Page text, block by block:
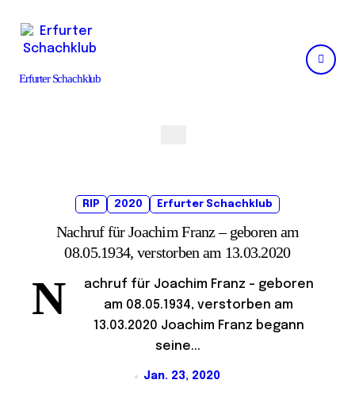
content
Erfurter Schachklub
RIP 2020 Erfurter Schachklub
Nachruf für Joachim Franz – geboren am
08.05.1934, verstorben am 13.03.2020
N
achruf für Joachim Franz – geboren
am 08.05.1934, verstorben am
13.03.2020 Joachim Franz begann
seine...
Jan. 23, 2020